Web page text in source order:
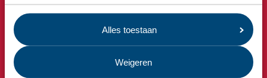
Alles toestaan
Weigeren
Afvalkalender
Omrin Afvalapp
Milieustraat
Afspraak milieustraat